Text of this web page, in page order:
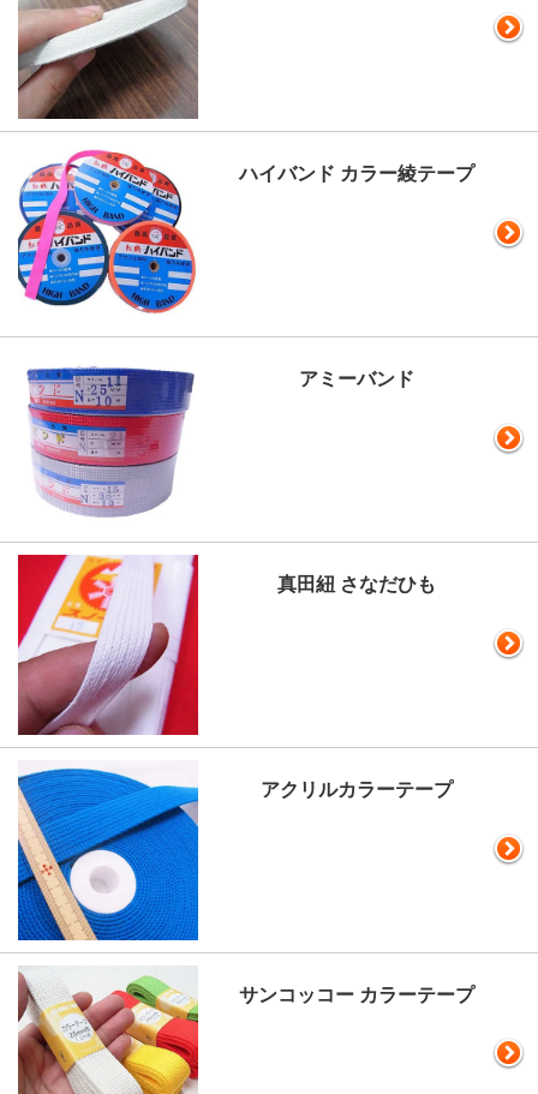
ハイバンド カラー綾テープ
アミーバンド
真田紐 さなだひも
アクリルカラーテープ
サンコッコー カラーテープ